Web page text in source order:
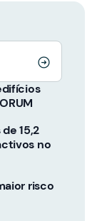
15,2
no
risco